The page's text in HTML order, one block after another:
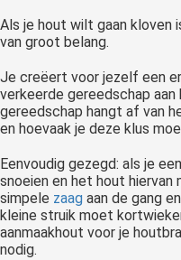
Als je hout wilt gaan kloven
van groot belang.
Je creëert voor jezelf een
verkeerde gereedschap
gereedschap hangt af van
en hoevaak je deze klus
Eenvoudig gezegd: als je
snoeien en het hout
simpele zaag aan de gang
kleine struik moet
aanmaakhout voor je
nodig.